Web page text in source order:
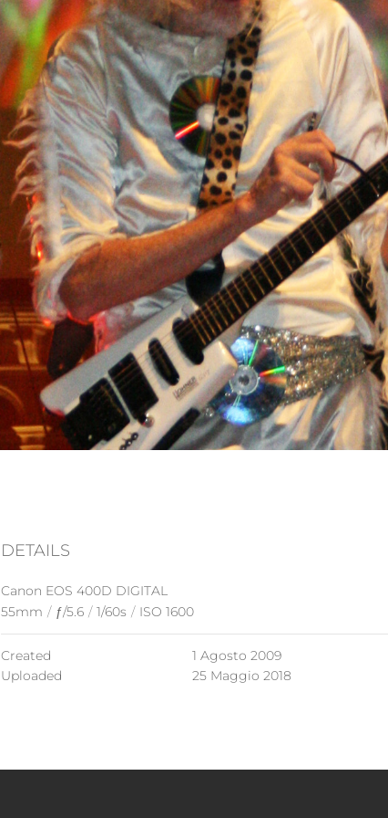
DETAILS
Canon EOS 400D DIGITAL
55mm / ƒ/5.6 / 1/60s / ISO 1600
Created
1 Agosto 2009
Uploaded
25 Maggio 2018